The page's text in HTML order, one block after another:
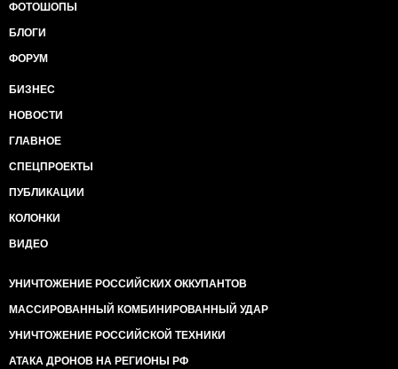
ФОТОШОПЫ
БЛОГИ
ФОРУМ
БИЗНЕС
НОВОСТИ
ГЛАВНОЕ
СПЕЦПРОЕКТЫ
ПУБЛИКАЦИИ
КОЛОНКИ
ВИДЕО
УНИЧТОЖЕНИЕ РОССИЙСКИХ ОККУПАНТОВ
МАССИРОВАННЫЙ КОМБИНИРОВАННЫЙ УДАР
УНИЧТОЖЕНИЕ РОССИЙСКОЙ ТЕХНИКИ
АТАКА ДРОНОВ НА РЕГИОНЫ РФ